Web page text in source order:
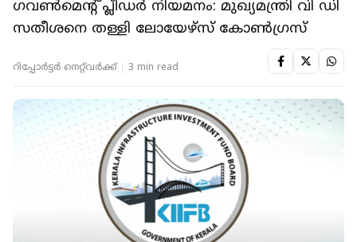
ഗവൺമെൻ്റ് പ്ലീഡർ നിയമനം: മുഖ്യമന്ത്രി വി ഡി
സതീശനെ തള്ളി ലോയേഴ്സ് കോൺഗ്രസ്
റിപ്പോർട്ടർ നെറ്റ്‌വര്‍ക്ക്‌ 3 min read